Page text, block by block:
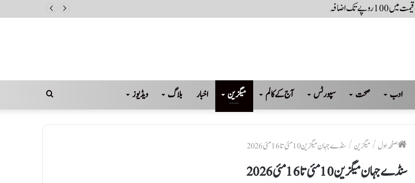
ادب صحت سپورٹس آج کے کالم میگزین اخبار بلاگ ویڈیوز Search
صفحہ اول /میگزین/سنڈے جہان میگزین 10 مئی تا 16 مئی 2026
سنڈے جہان میگزین 10 مئی تا 16 مئی 2026